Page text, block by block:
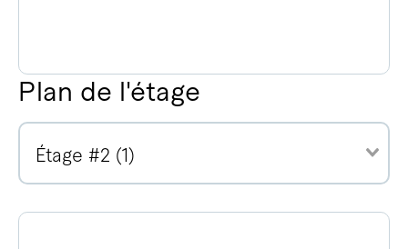
Plan de l'étage
Étage #2 (1)